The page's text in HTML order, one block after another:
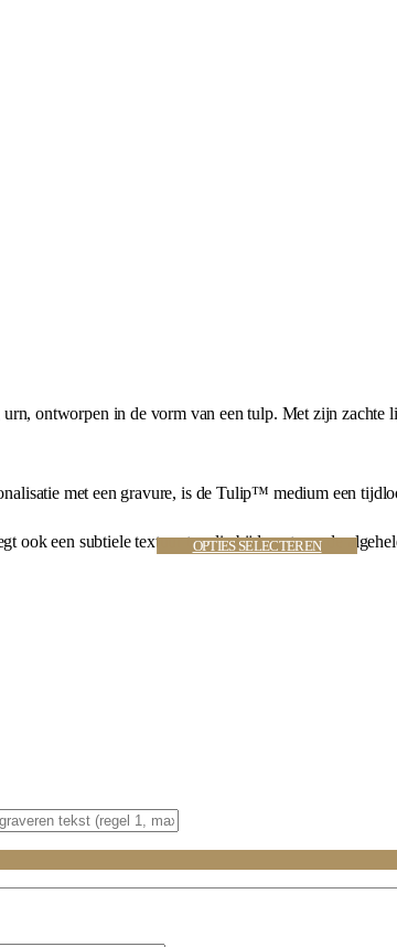
ontworpen in de vorm van een tulp. Met zijn zachte
met een gravure, is de Tulip™ medium een
een subtiele textuur toe die bijdraagt aan de
OPTIES SELECTEREN
OPTIES SELECTEREN
OPTIES SELECTEREN
OPTIES SELECTEREN
OPTIES SELECTEREN